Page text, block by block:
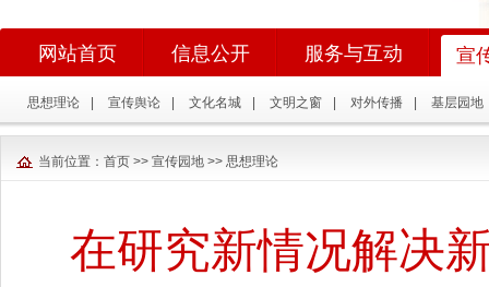
网站首页 信息公开 服务与互动 宣
思想理论 宣传舆论 文化名城 文明之窗 对外传播 基层园地
当前位置： 首页 >> 宣传园地 >> 思想理论
在研究新情况解决